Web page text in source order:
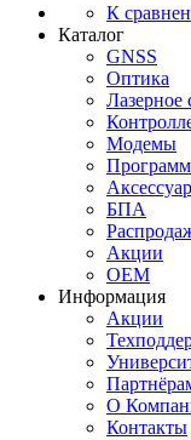
К
Каталог
GNSS
Оптика
Лазерное
Модемы
БПА
Акции
OEM
Информация
Акции
О
Контакты